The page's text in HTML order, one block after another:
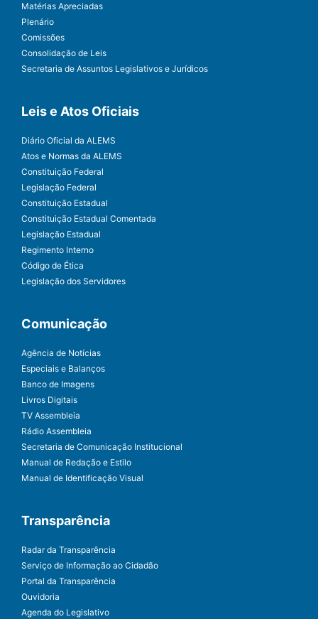
Matérias Apreciadas
Plenário
Comissões
Consolidação de Leis
Secretaria de Assuntos Legislativos e Jurídicos
Leis e Atos Oficiais
Diário Oficial da ALEMS
Atos e Normas da ALEMS
Constituição Federal
Legislação Federal
Constituição Estadual
Constituição Estadual Comentada
Legislação Estadual
Regimento Interno
Código de Ética
Legislação dos Servidores
Comunicação
Agência de Notícias
Especiais e Balanços
Banco de Imagens
Livros Digitais
TV Assembleia
Rádio Assembleia
Secretaria de Comunicação Institucional
Manual de Redação e Estilo
Manual de Identificação Visual
Transparência
Radar da Transparência
Serviço de Informação ao Cidadão
Portal da Transparência
Ouvidoria
Agenda do Legislativo